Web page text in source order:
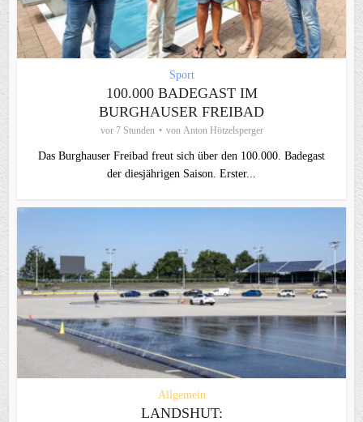
Sport
100.000 BADEGAST IM
BURGHAUSER FREIBAD
vor 7 Stunden von Anton Hötzelsperger
Das Burghauser Freibad freut sich über den 100.000. Badegast
der diesjährigen Saison. Erster...
Allgemein
LANDSHUT: